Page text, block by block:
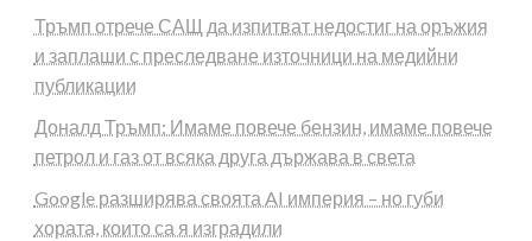
Тръмп отрече САЩ да изпитват недостиг на оръжия
и заплаши с преследване източници на медийни
публикации
Доналд Тръмп: Имаме повече бензин, имаме повече
петрол и газ от всяка друга държава в света
Google разширява своята AI империя – но губи
хората, които са я изградили